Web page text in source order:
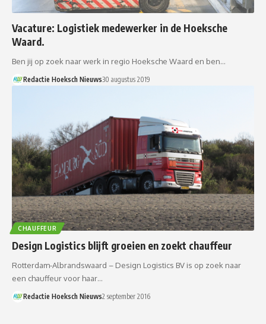
Vacature: Logistiek medewerker in de Hoeksche
Waard.
Ben jij op zoek naar werk in regio Hoeksche Waard en ben…
Redactie Hoeksch Nieuws30 augustus 2019
CHAUFFEUR
Design Logistics blijft groeien en zoekt chauffeur
Rotterdam-Albrandswaard – Design Logistics BV is op zoek naar
een chauffeur voor haar…
Redactie Hoeksch Nieuws2 september 2016